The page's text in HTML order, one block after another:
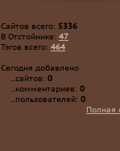
Сайтов всего: 5336
В Отстойнике: 47
Тэгов всего: 464
Сегодня добавлено
...сайтов: 0
...комментариев: 0
...пользователей: 0
Полная